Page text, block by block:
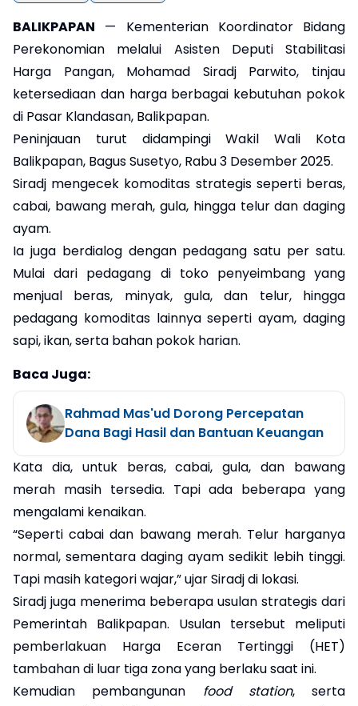
BALIKPAPAN — Kementerian Koordinator Bidang
Perekonomian melalui Asisten Deputi Stabilitasi
Harga Pangan, Mohamad Siradj Parwito, tinjau
ketersediaan dan harga berbagai kebutuhan pokok
di Pasar Klandasan, Balikpapan.
Peninjauan turut didampingi Wakil Wali Kota
Balikpapan, Bagus Susetyo, Rabu 3 Desember 2025.
Siradj mengecek komoditas strategis seperti beras,
cabai, bawang merah, gula, hingga telur dan daging
ayam.
Ia juga berdialog dengan pedagang satu per satu.
Mulai dari pedagang di toko penyeimbang yang
menjual beras, minyak, gula, dan telur, hingga
pedagang komoditas lainnya seperti ayam, daging
sapi, ikan, serta bahan pokok harian.
Baca Juga:
Rahmad Mas'ud Dorong Percepatan
Dana Bagi Hasil dan Bantuan Keuangan
Kata dia, untuk beras, cabai, gula, dan bawang
merah masih tersedia. Tapi ada beberapa yang
mengalami kenaikan.
“Seperti cabai dan bawang merah. Telur harganya
normal, sementara daging ayam sedikit lebih tinggi.
Tapi masih kategori wajar,” ujar Siradj di lokasi.
Siradj juga menerima beberapa usulan strategis dari
Pemerintah Balikpapan. Usulan tersebut meliputi
pemberlakuan Harga Eceran Tertinggi (HET)
tambahan di luar tiga zona yang berlaku saat ini.
Kemudian pembangunan food station, serta